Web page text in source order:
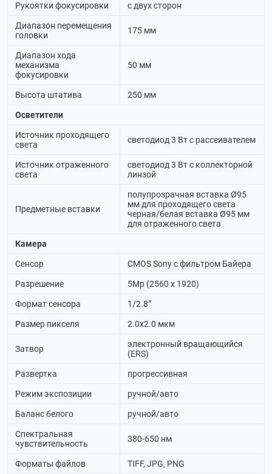
Рукоятки фокусировки с двух сторон
Диапазон перемещения
головки
175 мм
Диапазон хода
механизма
фокусировки
50 мм
Высота штатива 250 мм
Осветители
Источник проходящего
света
светодиод 3 Вт с рассеивателем
Источник отраженного
света
светодиод 3 Вт с коллекторной
линзой
Предметные вставки
полупрозрачная вставка Ø95
мм для проходящего света
черная/белая вставка Ø95 мм
для отраженного света
Камера
Сенсор CMOS Sony с фильтром Байера
Разрешение 5Мр (2560 х 1920)
Формат сенсора 1/2.8”
Размер пикселя 2.0х2.0 мкм
Затвор
электронный вращающийся
(ERS)
Развертка прогрессивная
Режим экспозиции ручной/авто
Баланс белого ручной/авто
Спектральная
чувствительность
380-650 нм
Форматы файлов TIFF, JPG, PNG